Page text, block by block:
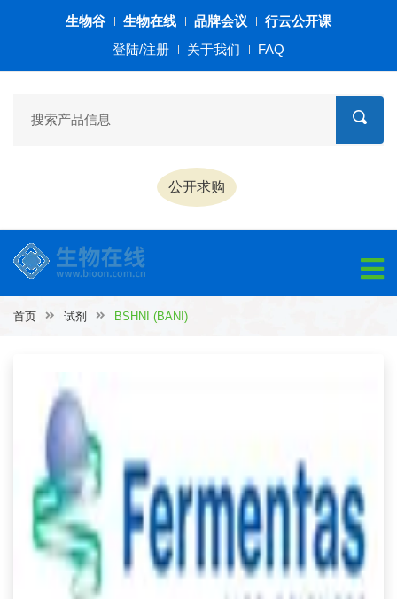
生物谷 生物在线 品牌会议
行云公开课
登陆/注册
关于我们 FAQ
公开求购
首页 试剂 BSHNI (BANI)